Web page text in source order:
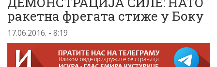
ракетна фрегата стиже у Боку
17.06.2016. - 8:19